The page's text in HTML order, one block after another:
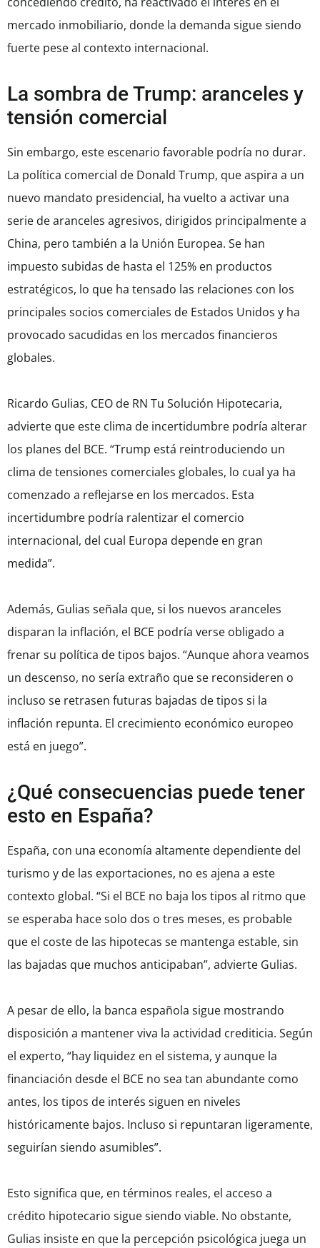
mercado inmobiliario, donde la demanda sigue siendo
fuerte pese al contexto internacional.
La sombra de Trump: aranceles y
tensión comercial
Sin embargo, este escenario favorable podría no durar.
La política comercial de Donald Trump, que aspira a un
nuevo mandato presidencial, ha vuelto a activar una
serie de aranceles agresivos, dirigidos principalmente a
China, pero también a la Unión Europea. Se han
impuesto subidas de hasta el 125% en productos
estratégicos, lo que ha tensado las relaciones con los
principales socios comerciales de Estados Unidos y ha
provocado sacudidas en los mercados financieros
globales.
Ricardo Gulias, CEO de RN Tu Solución Hipotecaria,
advierte que este clima de incertidumbre podría alterar
los planes del BCE. “Trump está reintroduciendo un
clima de tensiones comerciales globales, lo cual ya ha
comenzado a reflejarse en los mercados. Esta
incertidumbre podría ralentizar el comercio
internacional, del cual Europa depende en gran
medida”.
Además, Gulias señala que, si los nuevos aranceles
disparan la inflación, el BCE podría verse obligado a
frenar su política de tipos bajos. “Aunque ahora veamos
un descenso, no sería extraño que se reconsideren o
incluso se retrasen futuras bajadas de tipos si la
inflación repunta. El crecimiento económico europeo
está en juego”.
¿Qué consecuencias puede tener
esto en España?
España, con una economía altamente dependiente del
turismo y de las exportaciones, no es ajena a este
contexto global. “Si el BCE no baja los tipos al ritmo que
se esperaba hace solo dos o tres meses, es probable
que el coste de las hipotecas se mantenga estable, sin
las bajadas que muchos anticipaban”, advierte Gulias.
A pesar de ello, la banca española sigue mostrando
disposición a mantener viva la actividad crediticia. Según
el experto, “hay liquidez en el sistema, y aunque la
financiación desde el BCE no sea tan abundante como
antes, los tipos de interés siguen en niveles
históricamente bajos. Incluso si repuntaran ligeramente,
seguirían siendo asumibles”.
Esto significa que, en términos reales, el acceso a
crédito hipotecario sigue siendo viable. No obstante,
Gulias insiste en que la percepción psicológica juega un